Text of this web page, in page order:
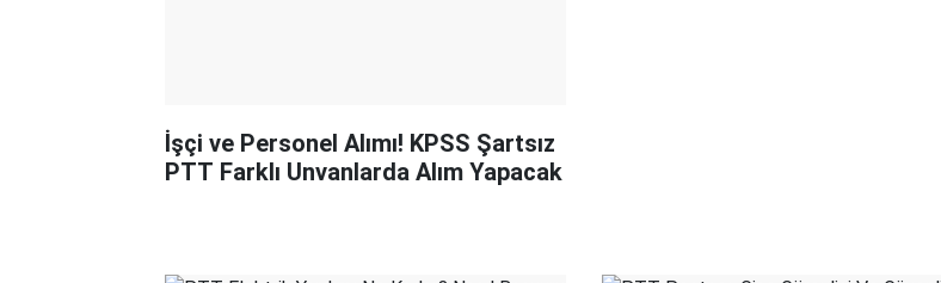
İşçi ve Personel Alımı! KPSS Şartsız
PTT Farklı Unvanlarda Alım Yapacak